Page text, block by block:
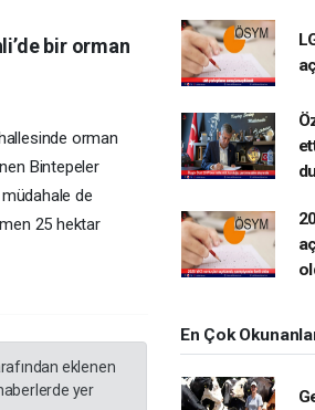
bir orman
orman
Bintepeler
müdahale de
25 hektar
eklenen
yer
En Çok